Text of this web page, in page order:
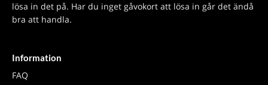
lösa in det på. Har du inget gåvokort att lösa in går det ändå
bra att handla.
Information
FAQ